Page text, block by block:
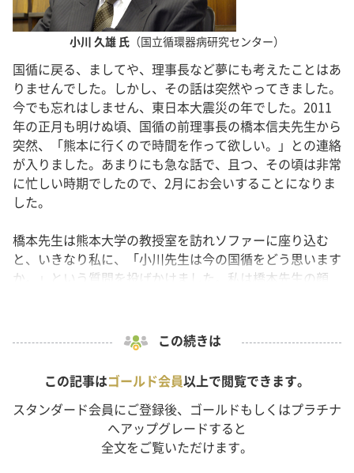
小川 久雄 氏 （国立循環器病研究センター）
国循に戻る、ましてや、理事長など夢にも考えたことはあ
りませんでした。しかし、その話は突然やってきました。
今でも忘れはしません、東日本大震災の年でした。2011
年の正月も明けぬ頃、国循の前理事長の橋本信夫先生から
突然、「熊本に行くので時間を作って欲しい。」との連絡
が入りました。あまりにも急な話で、且つ、その頃は非常
に忙しい時期でしたので、2月にお会いすることになりま
した。
橋本先生は熊本大学の教授室を訪れソファーに座り込む
と、いきなり私に、「小川先生は今の国循をどう思います
か。」という質問を投げかけました。私は橋本先生の顔
この続きは
この記事はゴールド会員以上で閲覧できます。
スタンダード会員にご登録後、ゴールドもしくはプラチナ
へアップグレードすると
全文をご覧いただけます。